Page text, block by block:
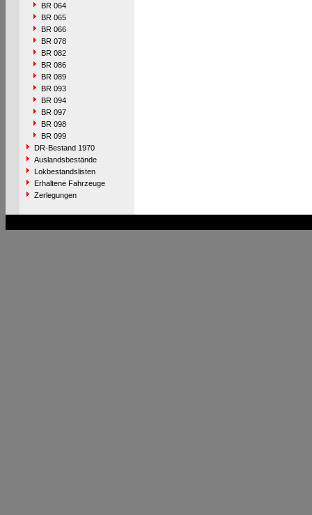
BR 064
BR 065
BR 066
BR 078
BR 082
BR 086
BR 089
BR 093
BR 094
BR 097
BR 098
BR 099
DR-Bestand 1970
Auslandsbestände
Lokbestandslisten
Erhaltene Fahrzeuge
Zerlegungen